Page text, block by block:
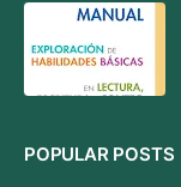
POPULAR POSTS